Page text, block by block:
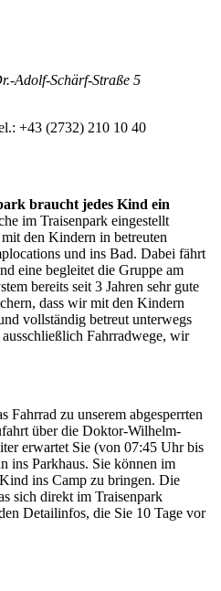
Adolf-Schärf-Straße 5
+43 (2732) 210 10 40
braucht jedes Kind ein
im Traisenpark eingestellt
den Kindern in betreuten
und ins Bad. Dabei fährt
eine begleitet die Gruppe am
bereits seit 3 Jahren sehr gute
dass wir mit den Kindern
vollständig betreut unterwegs
Fahrradwege, wir
Fahrrad zu unserem abgesperrten
über die Doktor-Wilhelm-
erwartet Sie (von 07:45 Uhr bis
ins Parkhaus. Sie können im
ins Camp zu bringen. Die
sich direkt im Traisenpark
Detailinfos, die Sie 10 Tage vor